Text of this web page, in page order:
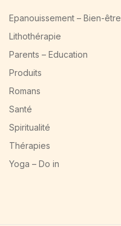
Epanouissement – Bien-être
Lithothérapie
Parents – Education
Produits
Romans
Santé
Spiritualité
Thérapies
Yoga – Do in